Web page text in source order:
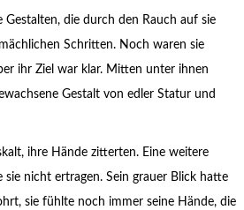
Gestalten, die durch den Rauch auf sie
Schritten. Noch waren sie
ihr Ziel war klar. Mitten unter ihnen
Gestalt von edler Statur und
ihre Hände zitterten. Eine weitere
sie nicht ertragen. Sein grauer Blick hatte
sie fühlte noch immer seine Hände, die